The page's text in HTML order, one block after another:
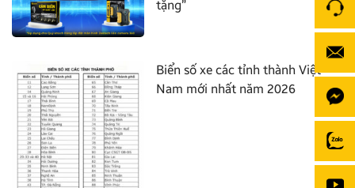
tặng”
Biển số xe các tỉnh thành Việt
Nam mới nhất năm 2026